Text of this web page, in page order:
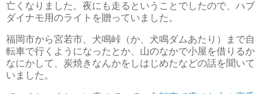
亡くなりました。夜にも走るということでしたので、ハブ
ダイナモ用のライトを贈っていました。
福岡市から宮若市、犬鳴峠（か、犬鳴ダムあたり）まで自
転車で行くようになったとか、山のなかで小屋を借りるか
なにかして、炭焼きなんかをしはじめたなどの話を聞いて
いました。